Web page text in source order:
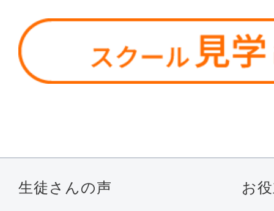
生徒さんの声 お